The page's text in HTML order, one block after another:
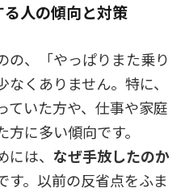
人の傾向と対策
の、「やっぱりまた乗り
くありません。特に、
ていた方や、仕事や家庭
に多い傾向です。
は、 なぜ手放したのか
す。以前の反省点をふま